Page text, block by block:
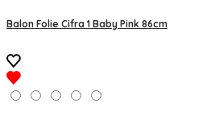
Balon Folie Cifra 1 Baby Pink 86cm